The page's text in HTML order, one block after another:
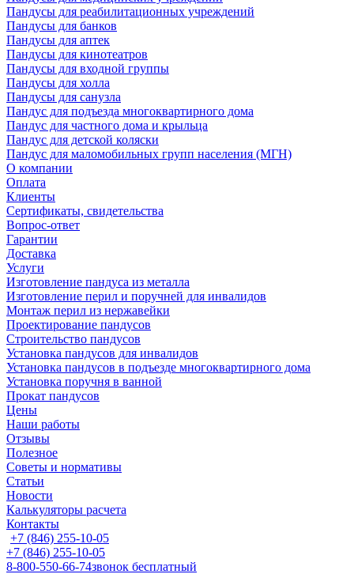
Пандусы для реабилитационных учреждений
Пандусы для банков
Пандусы для аптек
Пандусы для кинотеатров
Пандусы для входной группы
Пандусы для холла
Пандусы для санузла
Пандус для подъезда многоквартирного дома
Пандус для частного дома и крыльца
Пандус для детской коляски
Пандус для маломобильных групп населения (МГН)
О компании
Оплата
Клиенты
Сертификаты, свидетельства
Вопрос-ответ
Гарантии
Доставка
Услуги
Изготовление пандуса из металла
Изготовление перил и поручней для инвалидов
Монтаж перил из нержавейки
Проектирование пандусов
Строительство пандусов
Установка пандусов для инвалидов
Установка пандусов в подъезде многоквартирного дома
Установка поручня в ванной
Прокат пандусов
Цены
Наши работы
Отзывы
Полезное
Советы и нормативы
Статьи
Новости
Калькуляторы расчета
Контакты
+7 (846) 255-10-05
+7 (846) 255-10-05
8-800-550-66-74звонок бесплатный